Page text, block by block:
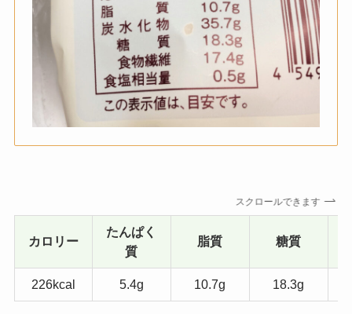
スクロールできます
カロリー
たんぱく
質
脂質 糖質
226kcal 5.4g 10.7g 18.3g